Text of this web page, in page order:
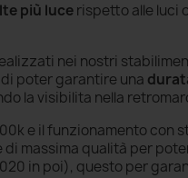
più lucerispetto alle luci
nei nostri
poter garantire una
la visibilita nella
e il funzionamento con
massima qualità per
in poi), questo per